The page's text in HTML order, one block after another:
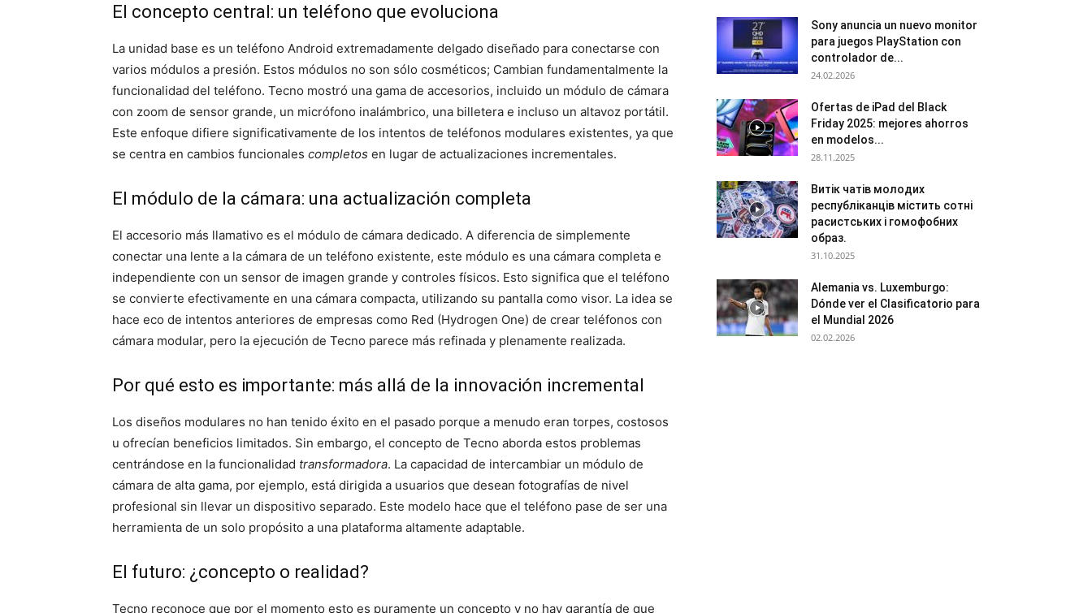
El concepto central: un teléfono que evoluciona
La unidad base es un teléfono Android extremadamente delgado diseñado para conectarse con
varios módulos a presión. Estos módulos no son sólo cosméticos; Cambian fundamentalmente la
funcionalidad del teléfono. Tecno mostró una gama de accesorios, incluido un módulo de cámara
con zoom de sensor grande, un micrófono inalámbrico, una billetera e incluso un altavoz portátil.
Este enfoque difiere significativamente de los intentos de teléfonos modulares existentes, ya que
se centra en cambios funcionales completos en lugar de actualizaciones incrementales.
El módulo de la cámara: una actualización completa
El accesorio más llamativo es el módulo de cámara dedicado. A diferencia de simplemente
conectar una lente a la cámara de un teléfono existente, este módulo es una cámara completa e
independiente con un sensor de imagen grande y controles físicos. Esto significa que el teléfono
se convierte efectivamente en una cámara compacta, utilizando su pantalla como visor. La idea se
hace eco de intentos anteriores de empresas como Red (Hydrogen One) de crear teléfonos con
cámara modular, pero la ejecución de Tecno parece más refinada y plenamente realizada.
Por qué esto es importante: más allá de la innovación incremental
Los diseños modulares no han tenido éxito en el pasado porque a menudo eran torpes, costosos
u ofrecían beneficios limitados. Sin embargo, el concepto de Tecno aborda estos problemas
centrándose en la funcionalidad transformadora. La capacidad de intercambiar un módulo de
cámara de alta gama, por ejemplo, está dirigida a usuarios que desean fotografías de nivel
profesional sin llevar un dispositivo separado. Este modelo hace que el teléfono pase de ser una
herramienta de un solo propósito a una plataforma altamente adaptable.
El futuro: ¿concepto o realidad?
Tecno reconoce que por el momento esto es puramente un concepto y no hay garantía de que
Sony anuncia un nuevo monitor
para juegos PlayStation con
controlador de...
24.02.2026
Ofertas de iPad del Black
Friday 2025: mejores ahorros
en modelos...
28.11.2025
Витік чатів молодих
республіканців містить сотні
расистських і гомофобних
образ.
31.10.2025
Alemania vs. Luxemburgo:
Dónde ver el Clasificatorio para
el Mundial 2026
02.02.2026